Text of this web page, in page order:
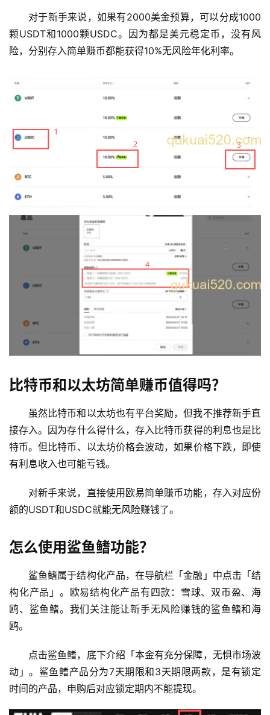
对于新手来说，如果有2000美金预算，可以分成1000
颗USDT和1000颗USDC。因为都是美元稳定币，没有风
险，分别存入简单赚币都能获得10%无风险年化利率。
比特币和以太坊简单赚币值得吗？
虽然比特币和以太坊也有平台奖励，但我不推荐新手直
接存入。因为存什么得什么，存入比特币获得的利息也是比
特币。但比特币、以太坊价格会波动，如果价格下跌，即使
有利息收入也可能亏钱。
对新手来说，直接使用欧易简单赚币功能，存入对应份
额的USDT和USDC就能无风险赚钱了。
怎么使用鲨鱼鳍功能？
鲨鱼鳍属于结构化产品，在导航栏「金融」中点击「结
构化产品」。欧易结构化产品有四款：雪球、双币盈、海
鸥、鲨鱼鳍。我们关注能让新手无风险赚钱的鲨鱼鳍和海
鸥。
点击鲨鱼鳍，底下介绍「本金有充分保障，无惧市场波
动」。鲨鱼鳍产品分为7天期限和3天期限两款，是有锁定
时间的产品，申购后对应锁定期内不能提现。